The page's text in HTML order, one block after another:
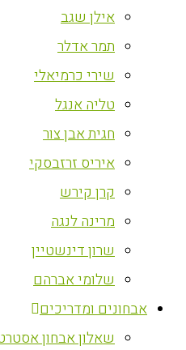
אילן שגב
תמר אדלר
שירי כרמיאלי
טליה אנגל
חגית אבן צור
איריס זרזבסקי
קרן קירש
מרינה לנגה
שרון דינשטיין
שלומי אברהם
אבחונים ומדריכים
שאלון אבחון